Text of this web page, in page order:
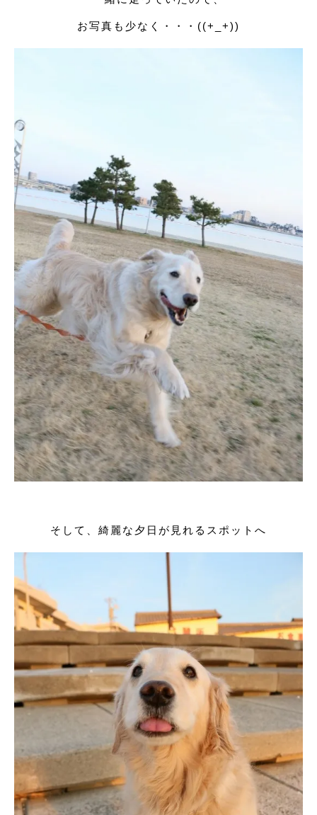
お写真も少なく・・・((+_+))
そして、綺麗な夕日が見れるスポットへ